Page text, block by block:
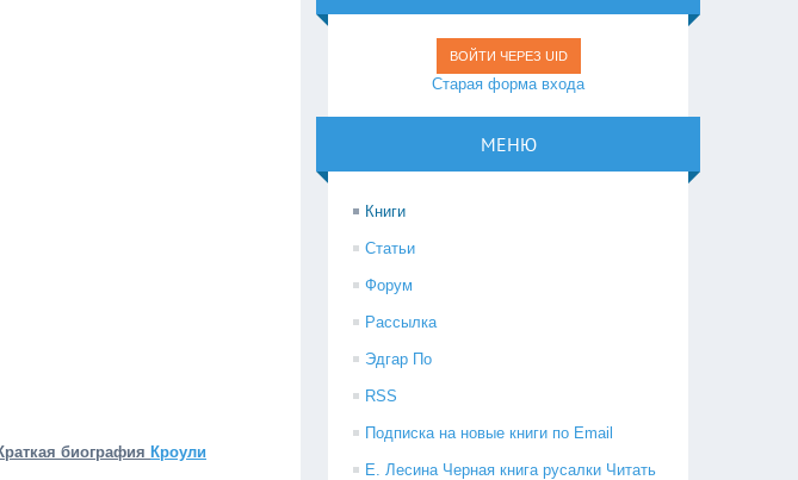
биография Кроули
ВОЙТИ ЧЕРЕЗ UID
Старая форма входа
МЕНЮ
Книги
Статьи
Форум
Рассылка
Эдгар По
RSS
Подписка на новые книги по Email
Е. Лесина Черная книга русалки Читать